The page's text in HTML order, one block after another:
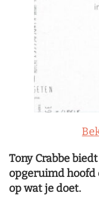
Tony Crabbe
opgeruimd hoofd
op wat je doet.